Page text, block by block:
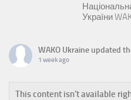
України
WAKO Ukraine updated
1 week ago
This content isn't available